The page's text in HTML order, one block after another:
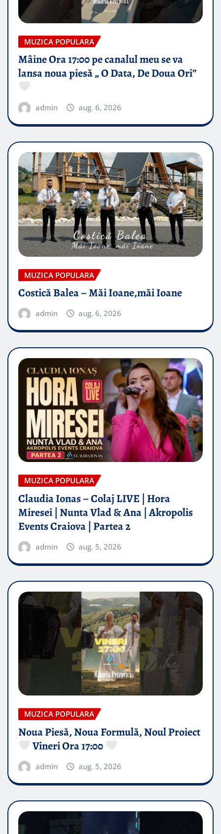
MUZICA POPULARA
Mâine Ora 17:00 pe canalul meu se va
lansa noua piesă „ O Data, De Doua Ori”
admin aug. 6, 2026
MUZICA POPULARA
Costică Balea – Măi Ioane,măi Ioane
admin aug. 6, 2026
MUZICA POPULARA
Claudia Ionas – Colaj LIVE | Hora
Miresei | Nunta Vlad & Ana | Akropolis
Events Craiova | Partea 2
admin aug. 5, 2026
MUZICA POPULARA
Noua Piesă, Noua Formulă, Noul Proiect
Vineri Ora 17:00
admin aug. 5, 2026